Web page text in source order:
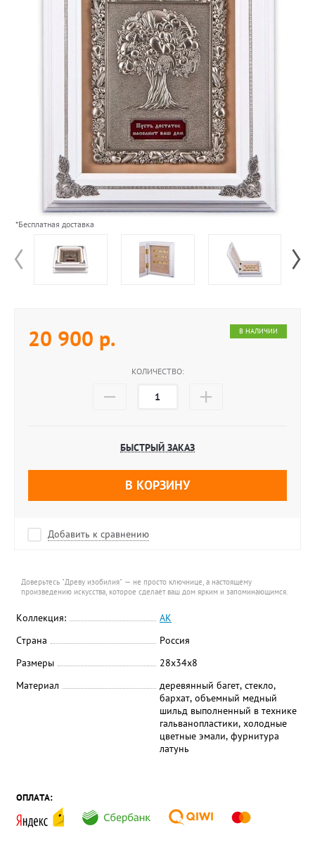
*Бесплатная доставка
Доверьтесь "Древу изобилия" — не просто ключнице, а настоящему
произведению искусства, которое сделает ваш дом ярким и запоминающимся.
Коллекция:
АК
Страна
Россия
Размеры
28х34х8
Материал
деревянный багет, стекло,
бархат, объемный медный
шильд выполненный в технике
гальванопластики, холодные
цветные эмали, фурнитура
латунь
ОПЛАТА:
20 900 р. В НАЛИЧИИ
КОЛИЧЕСТВО:
БЫСТРЫЙ ЗАКАЗ
В КОРЗИНУ
Добавить к сравнению